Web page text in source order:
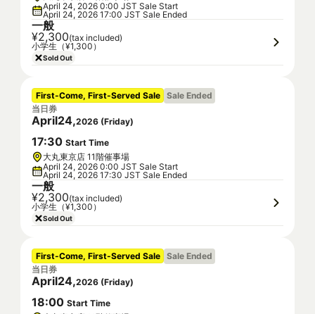
April 24, 2026 0:00 JST Sale Start
April 24, 2026 17:00 JST Sale Ended
一般
¥2,300(tax included)
小学生（¥1,300）
Sold Out
First-Come, First-Served Sale Sale Ended
当日券
April24,2026 (Friday)
17:30 Start Time
大丸東京店 11階催事場
April 24, 2026 0:00 JST Sale Start
April 24, 2026 17:30 JST Sale Ended
一般
¥2,300(tax included)
小学生（¥1,300）
Sold Out
First-Come, First-Served Sale Sale Ended
当日券
April24,2026 (Friday)
18:00 Start Time